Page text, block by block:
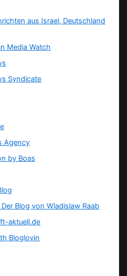
aus Israel, Deutschland
Media Watch
Syndicate
Agency
by Boas
Blog von Wladislaw Raab
aktuell.de
Bloglovin